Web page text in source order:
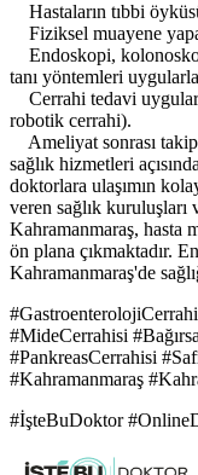
Hastaların tıbbi
Fiziksel muayene
Endoskopi,
tanı yöntemleri
Cerrahi tedavi
robotik cerrahi).
Ameliyat sonrası
sağlık hizmetleri
doktorlara ulaşımın
veren sağlık
Kahramanmaraş, hasta
ön plana çıkmaktadır.
Kahramanmaraş'de
#MideCerrahisi
#PankreasCerrahisi
#Kahramanmaraş
#İşteBuDoktor